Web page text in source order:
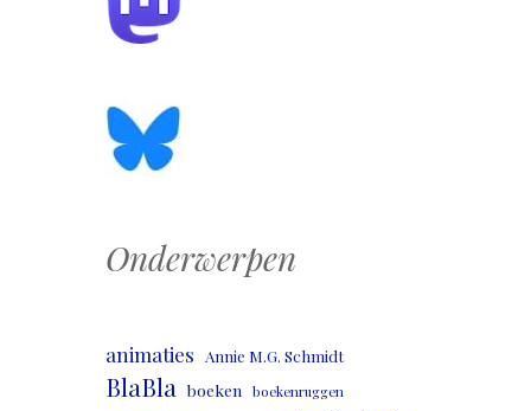
Onderwerpen
animaties Annie M.G. Schmidt
BlaBla boeken boekenruggen